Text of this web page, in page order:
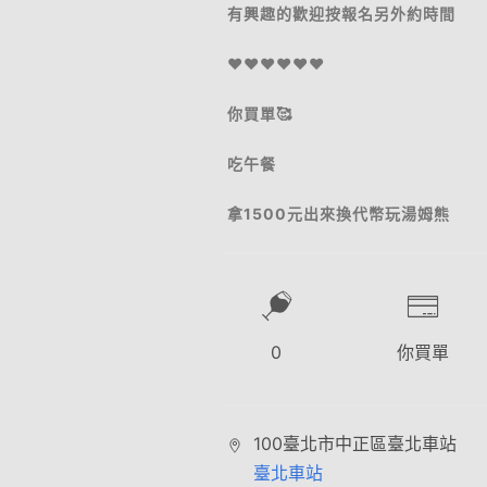
有興趣的歡迎按報名另外約時間
❤️❤️❤️❤️❤️❤️
你買單🥰
吃午餐
拿1500元出來換代幣玩湯姆熊
0 你買單
100臺北市中正區臺北車站
臺北車站